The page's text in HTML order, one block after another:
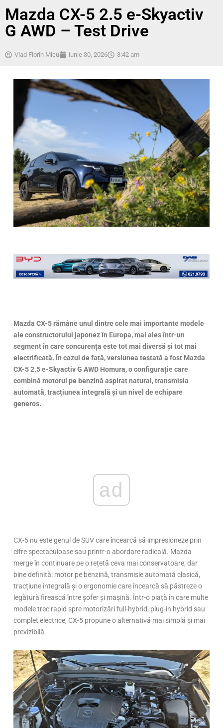
Mazda CX-5 2.5 e-Skyactiv
G AWD – Test Drive
Vlad Florin Micu iunie 30, 2026 8:42 am
Mazda CX-5 rămâne unul dintre cele mai importante modele
ale constructorului japonez în Europa, mai ales într-un
segment în care concurența este tot mai diversă și tot mai
electrificată. În cazul de față, versiunea testată a fost Mazda
CX-5 2.5 e-Skyactiv G AWD Homura, o configurație care
combină motorul pe benzină aspirat natural, transmisia
automată, tracțiunea integrală și un nivel de echipare
generos.
ad
CX-5 nu este genul de SUV care încearcă să impresioneze prin
cifre spectaculoase sau printr-o abordare radicală. Mazda
merge în continuare pe o rețetă ceva mai conservatoare, dar
bine definită: motor pe benzină, transmisie automată clasică,
tracțiune integrală și o ergonomie care încearcă să păstreze o
legătură firească între șofer și mașină. Într-o piață în care multe
modele trec rapid spre motorizări full-hybrid, plug-in hybrid sau
complet electrice, CX-5 propune o alternativă mai simplă și mai
previzibilă.